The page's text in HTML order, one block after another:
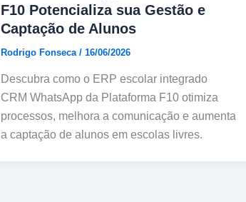
F10 Potencializa sua Gestão e
Captação de Alunos
Rodrigo Fonseca / 16/06/2026
Descubra como o ERP escolar integrado
CRM WhatsApp da Plataforma F10 otimiza
processos, melhora a comunicação e aumenta
a captação de alunos em escolas livres.